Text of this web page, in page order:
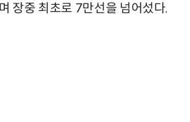
장중 최초로 7만선을 넘어섰다.